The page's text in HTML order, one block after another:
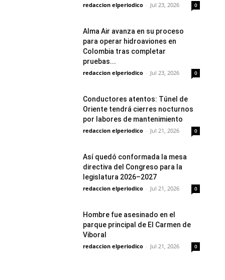
redaccion elperiodico - Jul 23, 2026 0
Alma Air avanza en su proceso
para operar hidroaviones en
Colombia tras completar
pruebas...
redaccion elperiodico - Jul 23, 2026 0
Conductores atentos: Túnel de
Oriente tendrá cierres nocturnos
por labores de mantenimiento
redaccion elperiodico - Jul 21, 2026 0
Así quedó conformada la mesa
directiva del Congreso para la
legislatura 2026–2027
redaccion elperiodico - Jul 21, 2026 0
Hombre fue asesinado en el
parque principal de El Carmen de
Viboral
redaccion elperiodico - Jul 21, 2026 0